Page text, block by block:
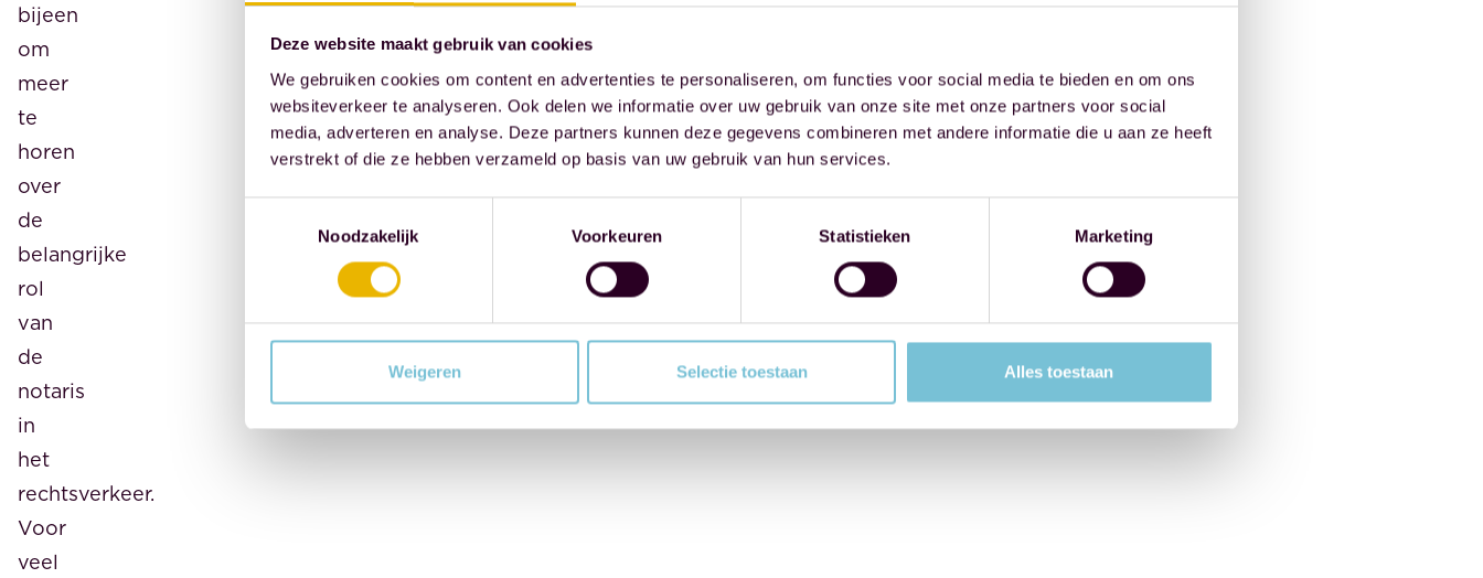
Deze website maakt gebruik van cookies
We gebruiken cookies om content en advertenties te personaliseren, om functies voor social media te bieden en om ons
websiteverkeer te analyseren. Ook delen we informatie over uw gebruik van onze site met onze partners voor social
media, adverteren en analyse. Deze partners kunnen deze gegevens combineren met andere informatie die u aan ze heeft
verstrekt of die ze hebben verzameld op basis van uw gebruik van hun services.
Noodzakelijk
Voorkeuren Statistieken Marketing
Weigeren Selectie toestaan Alles toestaan
bijeen
om
meer
te
horen
over
de
belangrijke
rol
van
de
notaris
in
het
rechtsverkeer.
Voor
veel